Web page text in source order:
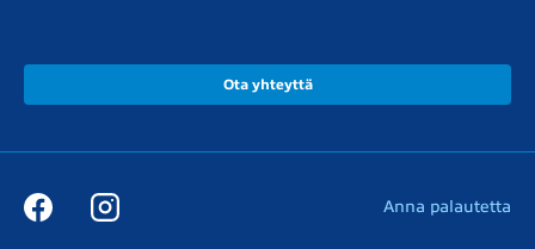
Ota yhteyttä
Anna palautetta